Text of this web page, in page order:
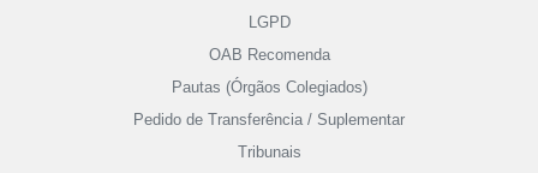
LGPD
OAB Recomenda
Pautas (Órgãos Colegiados)
Pedido de Transferência / Suplementar
Tribunais